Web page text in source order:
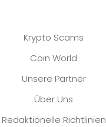
Krypto Scams
Coin World
Unsere Partner
Über Uns
Redaktionelle Richtlinien